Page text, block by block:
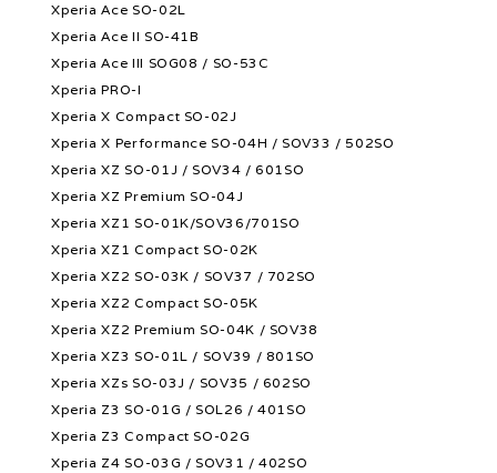
Xperia Ace SO-02L
Xperia Ace II SO-41B
Xperia Ace III SOG08 / SO-53C
Xperia PRO-I
Xperia X Compact SO-02J
Xperia X Performance SO-04H / SOV33 / 502SO
Xperia XZ SO-01J / SOV34 / 601SO
Xperia XZ Premium SO-04J
Xperia XZ1 SO-01K/SOV36/701SO
Xperia XZ1 Compact SO-02K
Xperia XZ2 SO-03K / SOV37 / 702SO
Xperia XZ2 Compact SO-05K
Xperia XZ2 Premium SO-04K / SOV38
Xperia XZ3 SO-01L / SOV39 / 801SO
Xperia XZs SO-03J / SOV35 / 602SO
Xperia Z3 SO-01G / SOL26 / 401SO
Xperia Z3 Compact SO-02G
Xperia Z4 SO-03G / SOV31 / 402SO